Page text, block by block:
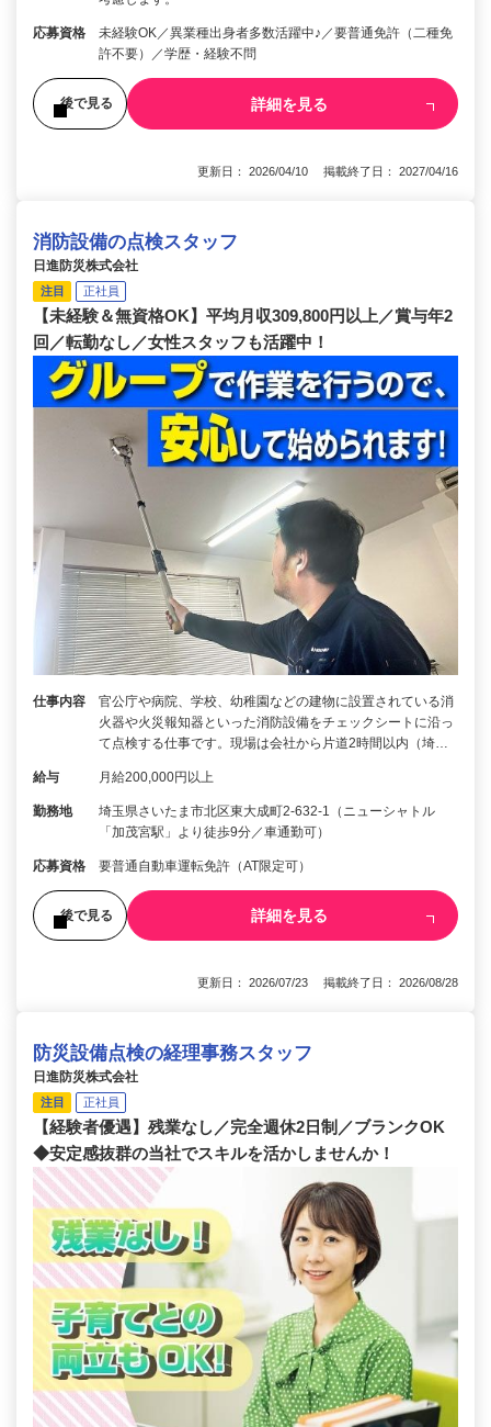
応募資格
未経験OK／異業種出身者多数活躍中♪／要普通免許（二種免
許不要）／学歴・経験不問
後で見る 詳細を見る
更新日： 2026/04/10 掲載終了日： 2027/04/16
消防設備の点検スタッフ
日進防災株式会社
注目 正社員
【未経験＆無資格OK】平均月収309,800円以上／賞与年2
回／転勤なし／女性スタッフも活躍中！
仕事内容
官公庁や病院、学校、幼稚園などの建物に設置されている消
火器や火災報知器といった消防設備をチェックシートに沿っ
て点検する仕事です。現場は会社から片道2時間以内（埼…
給与 月給200,000円以上
勤務地
埼玉県さいたま市北区東大成町2-632-1（ニューシャトル
「加茂宮駅」より徒歩9分／車通勤可）
応募資格 要普通自動車運転免許（AT限定可）
後で見る 詳細を見る
更新日： 2026/07/23 掲載終了日： 2026/08/28
防災設備点検の経理事務スタッフ
日進防災株式会社
注目 正社員
【経験者優遇】残業なし／完全週休2日制／ブランクOK
◆安定感抜群の当社でスキルを活かしませんか！